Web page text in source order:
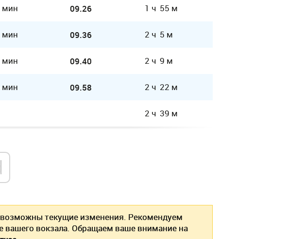
мин 09.26 1 ч 55 м
мин 09.36 2 ч 5 м
мин 09.40 2 ч 9 м
мин 09.58 2 ч 22 м
2 ч 39 м
возможны текущие изменения. Рекомендуем
вокзала. Обращаем ваше внимание на